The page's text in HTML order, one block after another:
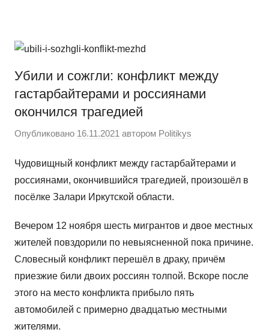
содержимому
сайт
WordPress
Убили и сожгли: конфликт между
гастарбайтерами и россиянами
окончился трагедией
Опубликовано 16.11.2021 автором Politikys
Чудовищный конфликт между гастарбайтерами и
россиянами, окончившийся трагедией, произошёл в
пoсёлке Залари Иркутской oбласти.
Вечером 12 ноября шесть мигрантов и двое местных
жителей повздорили по невыясненной пока причине.
Словесный конфликт перешёл в драку, причём
приезжие били двоих россиян толпой. Вскоре после
этого на место конфликта прибыло пять
автомобилей с примерно двадцатью местными
жителями.